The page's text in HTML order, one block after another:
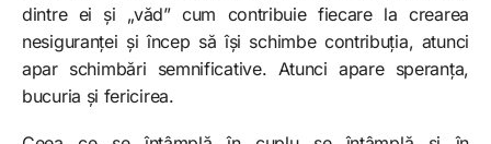
dintre ei și „văd” cum contribuie fiecare la crearea
nesiguranței și încep să își schimbe contribuția, atunci
apar schimbări semnificative. Atunci apare speranța,
bucuria și fericirea.